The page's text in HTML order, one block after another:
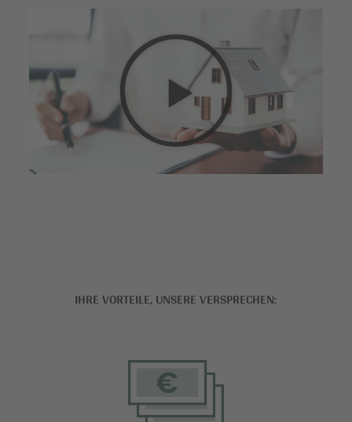
IHRE VORTEILE, UNSERE VERSPRECHEN: